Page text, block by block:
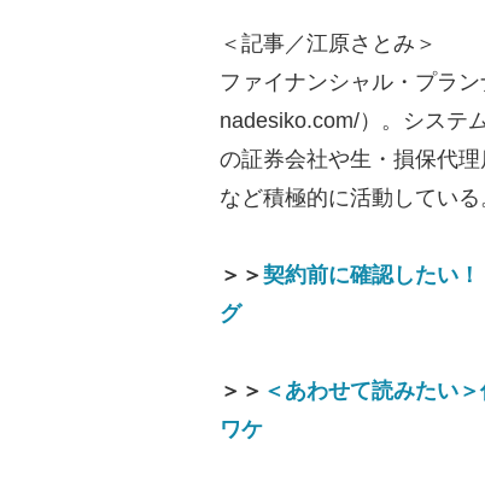
＜記事／江原さとみ＞
ファイナンシャル・プラ
nadesiko.com/）。システ
の証券会社や生・損保代
など積極的に活動してい
＞＞契約前に確認したい
グ
＞＞ ＜あわせて読みたい
ワケ